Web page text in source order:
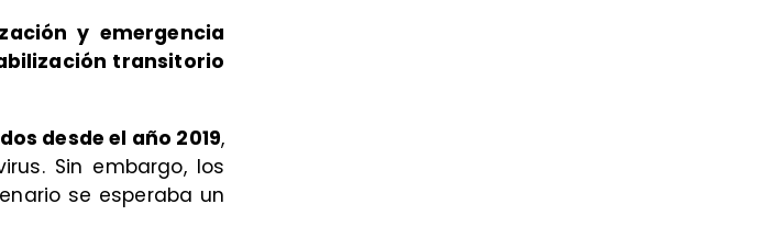
y emergencia
transitorio
desde el año 2019,
Sin embargo, los
se esperaba un